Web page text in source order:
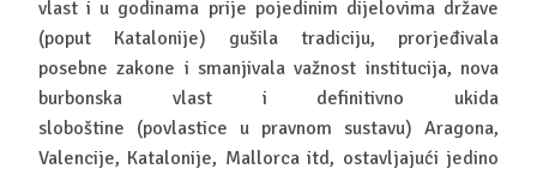
vlast i u godinama prije pojedinim dijelovima države
(poput Katalonije) gušila tradiciju, prorjeđivala
posebne zakone i smanjivala važnost institucija, nova
burbonska vlast i definitivno ukida
sloboštine (povlastice u pravnom sustavu) Aragona,
Valencije, Katalonije, Mallorca itd, ostavljajući jedino